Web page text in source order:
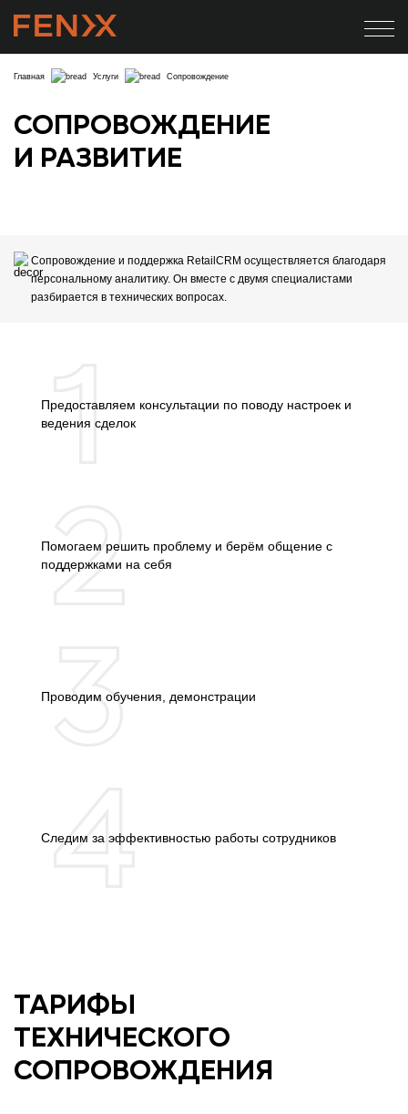
Главная Услуги Сопровождение
СОПРОВОЖДЕНИЕ
И РАЗВИТИЕ
Сопровождение и поддержка RetailCRM осуществляется благодаря
персональному аналитику. Он вместе с двумя специалистами
разбирается в технических вопросах.
Предоставляем консультации по поводу настроек и
ведения сделок
Помогаем решить проблему и берём общение с
поддержками на себя
Проводим обучения, демонстрации
Следим за эффективностью работы сотрудников
ТАРИФЫ
ТЕХНИЧЕСКОГО
СОПРОВОЖДЕНИЯ